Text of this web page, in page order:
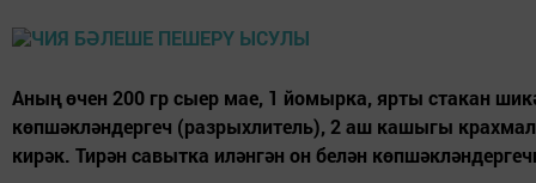
Аның өчен 200 гр сыер мае, 1 йомырка, ярты стакан
көпшәкләндергеч (разрыхлитель), 2 аш кашыгы
кирәк. Тирән савытка иләнгән он белән